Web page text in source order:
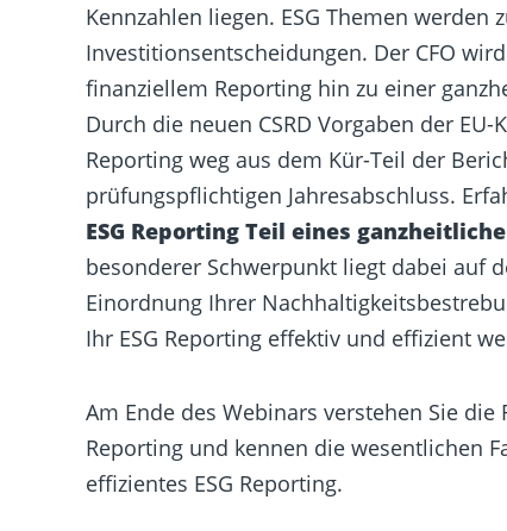
Kennzahlen liegen. ESG Themen werden
Investitionsentscheidungen. Der CFO
finanziellem Reporting hin zu einer
Durch die neuen CSRD Vorgaben der
Reporting weg aus dem Kür-Teil der
prüfungspflichtigen Jahresabschluss.
ESG Reporting Teil eines
besonderer Schwerpunkt liegt dabei auf
Einordnung Ihrer
Ihr ESG Reporting effektiv und effizient
Am Ende des Webinars verstehen Sie die
Reporting und kennen die wesentlichen
effizientes ESG Reporting.